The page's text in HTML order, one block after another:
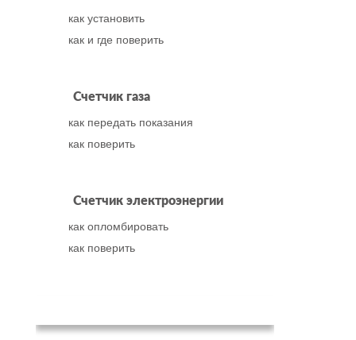
как установить
как и где поверить
Счетчик газа
как передать показания
как поверить
Счетчик электроэнергии
как опломбировать
как поверить